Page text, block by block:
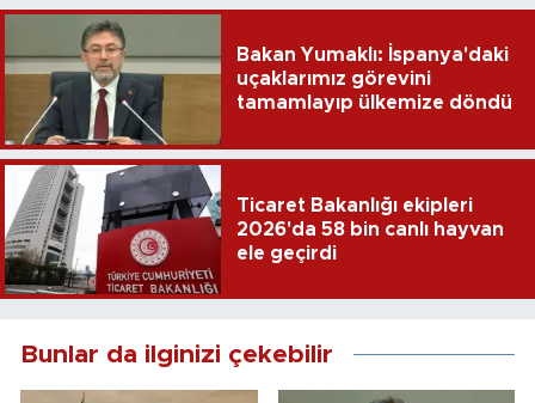
Bakan Yumaklı: İspanya'daki
uçaklarımız görevini
tamamlayıp ülkemize döndü
Ticaret Bakanlığı ekipleri
2026'da 58 bin canlı hayvan
ele geçirdi
Bunlar da ilginizi çekebilir